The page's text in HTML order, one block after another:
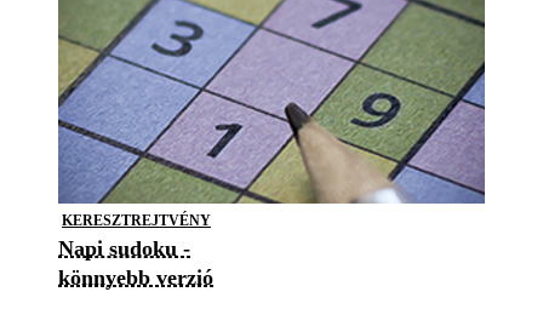
KERESZTREJTVÉNY
Napi sudoku -
könnyebb verzió